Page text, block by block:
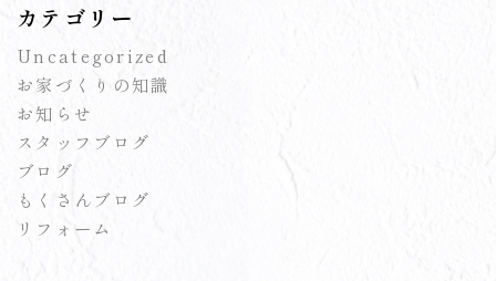
カテゴリー
Uncategorized
お家づくりの知識
お知らせ
スタッフブログ
ブログ
もくさんブログ
リフォーム